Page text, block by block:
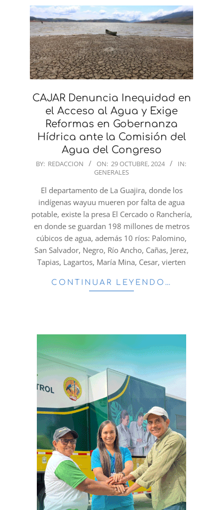
CAJAR Denuncia Inequidad en
el Acceso al Agua y Exige
Reformas en Gobernanza
Hídrica ante la Comisión del
Agua del Congreso
2024-
BY: REDACCION ON: 29 OCTUBRE, 2024
IN:
GENERALES
El departamento de La Guajira, donde los
indígenas wayuu mueren por falta de agua
potable, existe la presa El Cercado o Ranchería,
en donde se guardan 198 millones de metros
cúbicos de agua, además 10 ríos: Palomino,
San Salvador, Negro, Río Ancho, Cañas, Jerez,
Tapias, Lagartos, María Mina, Cesar, vierten
CONTINUAR LEYENDO…